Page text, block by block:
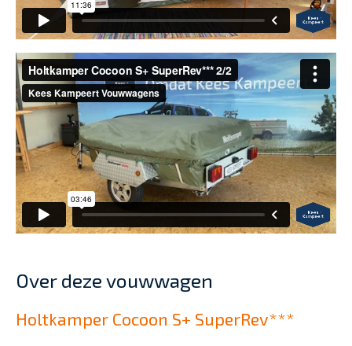
Over deze vouwwagen
Holtkamper Cocoon S+ SuperRev***